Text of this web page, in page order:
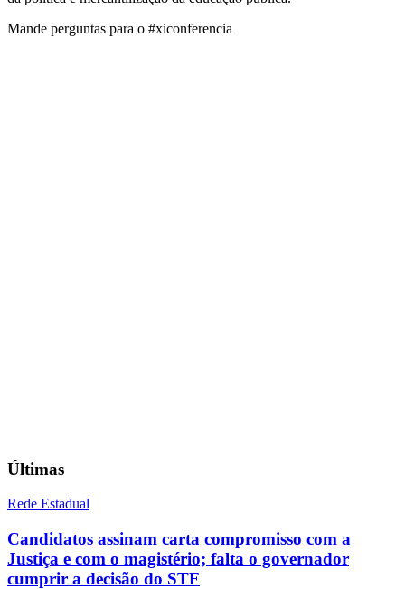
Mande perguntas para o #xiconferencia
Últimas
Rede Estadual
Candidatos assinam carta compromisso com a
Justiça e com o magistério; falta o governador
cumprir a decisão do STF